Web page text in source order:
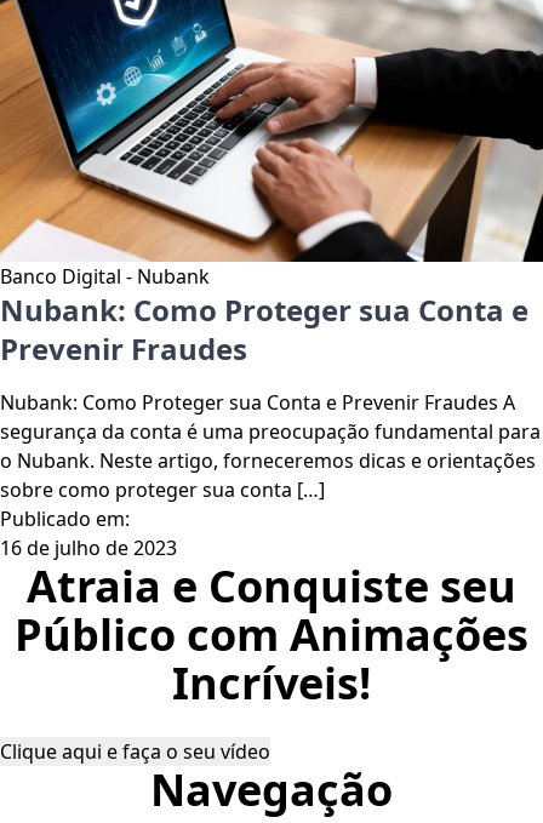
Banco Digital - Nubank
Nubank: Como Proteger sua Conta e
Prevenir Fraudes
Nubank: Como Proteger sua Conta e Prevenir Fraudes A
segurança da conta é uma preocupação fundamental para
o Nubank. Neste artigo, forneceremos dicas e orientações
sobre como proteger sua conta […]
Publicado em:
16 de julho de 2023
Atraia e Conquiste seu
Público com Animações
Incríveis!
Clique aqui e faça o seu vídeo
Navegação